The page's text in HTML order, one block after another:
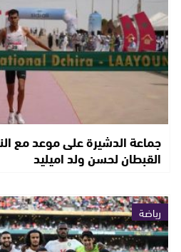
جماعة الدشيرة على موعد مع
القبطان لحسن ولد اميليد
رياضة